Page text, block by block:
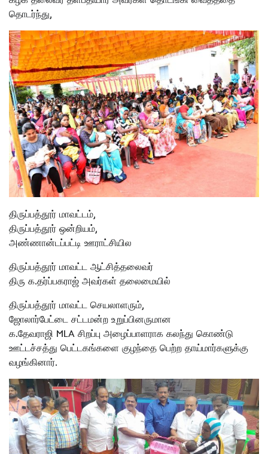
தொடர்ந்து,
திருப்பத்தூர் மாவட்டம்,
திருப்பத்தூர் ஒன்றியம்,
அண்ணான்டப்பட்டி ஊராட்சியில
திருப்பத்தூர் மாவட்ட ஆட்சித்தலைவர்
திரு க.தர்ப்பகராஜ் அவர்கள் தலைமையில்
திருப்பத்தூர் மாவட்ட செயலாளரும்,
ஜோலார்பேட்டை சட்டமன்ற உறுப்பினருமான
க.தேவராஜி MLA சிறப்பு அழைப்பாளராக கலந்து கொண்டு
ஊட்டச்சத்து பெட்டகங்களை குழந்தை பெற்ற தாய்மார்களுக்கு
வழங்கினார்.